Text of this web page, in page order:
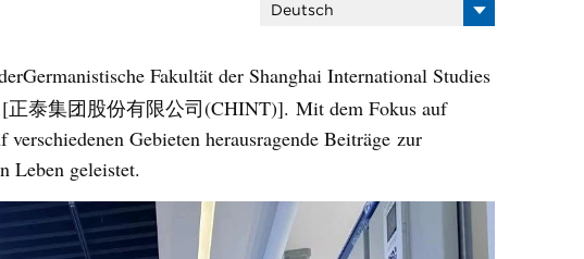
Deutsch
Germanistische Fakultät der Shanghai International Studies
正泰集团股份有限公司(CHINT)]. Mit dem Fokus auf
Gebieten herausragende Beiträge zur
Leben geleistet.